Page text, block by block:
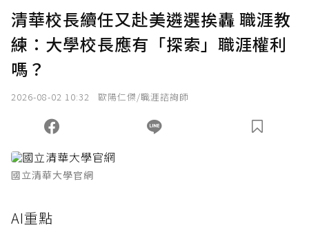
確認送出
您當前剩餘 U 利點數：0點；前往 購買點數
清華校長續任又赴美遴選挨轟 職涯教
練：大學校長應有「探索」職涯權利
嗎？
2026-08-02 10:32 歐陽仁傑/職涯諮詢師
國立清華大學官網
AI重點